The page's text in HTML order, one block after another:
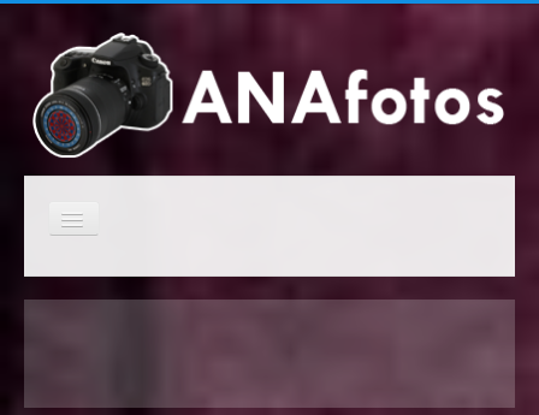
Cambiar
navegación
Inicio
Clasificaciones de los campeonatos